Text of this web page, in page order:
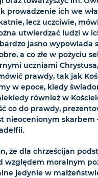
prowadzenie ich we
lecz uczciwie,
utwierdzać ludzi w
jasno wypowiada
a co złe w pożyciu
uczniami
prawdy, tak jak
w epoce, kiedy
również w
co do prawdy,
nieocenionym skarbem
że dla chrześcijan
względem moralnym
jedynie w